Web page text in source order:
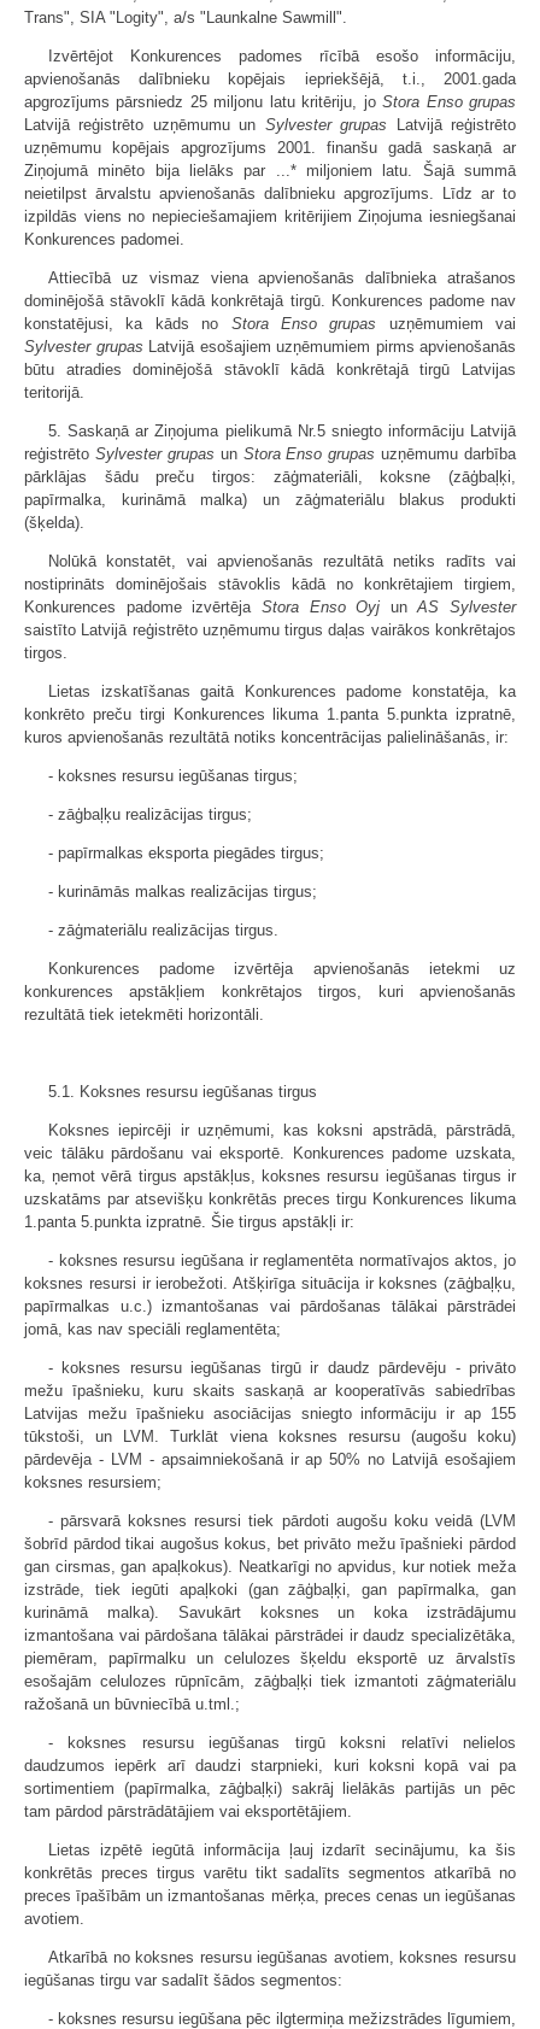
Trans", SIA "Logity", a/s "Launkalne Sawmill".
Izvērtējot Konkurences padomes rīcībā esošo informāciju,
apvienošanās dalībnieku kopējais iepriekšējā, t.i., 2001.gada
apgrozījums pārsniedz 25 miljonu latu kritēriju, joStora Enso grupas
Latvijā reģistrēto uzņēmumu un Sylvester grupas Latvijā reģistrēto
uzņēmumu kopējais apgrozījums 2001. finanšu gadā saskaņā ar
Ziņojumā minēto bija lielāks par ...* miljoniem latu. Šajā summā
neietilpst ārvalstu apvienošanās dalībnieku apgrozījums. Līdz ar to
izpildās viens no nepieciešamajiem kritērijiem Ziņojuma iesniegšanai
Konkurences padomei.
Attiecībā uz vismaz viena apvienošanās dalībnieka atrašanos
dominējošā stāvoklī kādā konkrētajā tirgū. Konkurences padome nav
konstatējusi, ka kāds no Stora Enso grupas uzņēmumiem vai
Sylvester grupas Latvijā esošajiem uzņēmumiem pirms apvienošanās
būtu atradies dominējošā stāvoklī kādā konkrētajā tirgū Latvijas
teritorijā.
5. Saskaņā ar Ziņojuma pielikumā Nr.5 sniegto informāciju Latvijā
reģistrēto Sylvester grupas un Stora Enso grupas uzņēmumu darbība
pārklājas šādu preču tirgos: zāģmateriāli, koksne (zāģbaļķi,
papīrmalka, kurināmā malka) un zāģmateriālu blakus produkti
(šķelda).
Nolūkā konstatēt, vai apvienošanās rezultātā netiks radīts vai
nostiprināts dominējošais stāvoklis kādā no konkrētajiem tirgiem,
Konkurences padome izvērtēja Stora Enso Oyj unAS Sylvester
saistīto Latvijā reģistrēto uzņēmumu tirgus daļas vairākos konkrētajos
tirgos.
Lietas izskatīšanas gaitā Konkurences padome konstatēja, ka
konkrēto preču tirgi Konkurences likuma 1.panta 5.punkta izpratnē,
kuros apvienošanās rezultātā notiks koncentrācijas palielināšanās, ir:
- koksnes resursu iegūšanas tirgus;
- zāģbaļķu realizācijas tirgus;
- papīrmalkas eksporta piegādes tirgus;
- kurināmās malkas realizācijas tirgus;
- zāģmateriālu realizācijas tirgus.
Konkurences padome izvērtēja apvienošanās ietekmi uz
konkurences apstākļiem konkrētajos tirgos, kuri apvienošanās
rezultātā tiek ietekmēti horizontāli.
5.1. Koksnes resursu iegūšanas tirgus
Koksnes iepircēji ir uzņēmumi, kas koksni apstrādā, pārstrādā,
veic tālāku pārdošanu vai eksportē. Konkurences padome uzskata,
ka, ņemot vērā tirgus apstākļus, koksnes resursu iegūšanas tirgus ir
uzskatāms par atsevišķu konkrētās preces tirgu Konkurences likuma
1.panta 5.punkta izpratnē. Šie tirgus apstākļi ir:
- koksnes resursu iegūšana ir reglamentēta normatīvajos aktos, jo
koksnes resursi ir ierobežoti. Atšķirīga situācija ir koksnes (zāģbaļķu,
papīrmalkas u.c.) izmantošanas vai pārdošanas tālākai pārstrādei
jomā, kas nav speciāli reglamentēta;
- koksnes resursu iegūšanas tirgū ir daudz pārdevēju - privāto
mežu īpašnieku, kuru skaits saskaņā ar kooperatīvās sabiedrības
Latvijas mežu īpašnieku asociācijas sniegto informāciju ir ap 155
tūkstoši, un LVM. Turklāt viena koksnes resursu (augošu koku)
pārdevēja - LVM - apsaimniekošanā ir ap 50% no Latvijā esošajiem
koksnes resursiem;
- pārsvarā koksnes resursi tiek pārdoti augošu koku veidā (LVM
šobrīd pārdod tikai augošus kokus, bet privāto mežu īpašnieki pārdod
gan cirsmas, gan apaļkokus). Neatkarīgi no apvidus, kur notiek meža
izstrāde, tiek iegūti apaļkoki (gan zāģbaļķi, gan papīrmalka, gan
kurināmā malka). Savukārt koksnes un koka izstrādājumu
izmantošana vai pārdošana tālākai pārstrādei ir daudz specializētāka,
piemēram, papīrmalku un celulozes šķeldu eksportē uz ārvalstīs
esošajām celulozes rūpnīcām, zāģbaļķi tiek izmantoti zāģmateriālu
ražošanā un būvniecībā u.tml.;
- koksnes resursu iegūšanas tirgū koksni relatīvi nelielos
daudzumos iepērk arī daudzi starpnieki, kuri koksni kopā vai pa
sortimentiem (papīrmalka, zāģbaļķi) sakrāj lielākās partijās un pēc
tam pārdod pārstrādātājiem vai eksportētājiem.
Lietas izpētē iegūtā informācija ļauj izdarīt secinājumu, ka šis
konkrētās preces tirgus varētu tikt sadalīts segmentos atkarībā no
preces īpašībām un izmantošanas mērķa, preces cenas un iegūšanas
avotiem.
Atkarībā no koksnes resursu iegūšanas avotiem, koksnes resursu
iegūšanas tirgu var sadalīt šādos segmentos:
- koksnes resursu iegūšana pēc ilgtermiņa mežizstrādes līgumiem,